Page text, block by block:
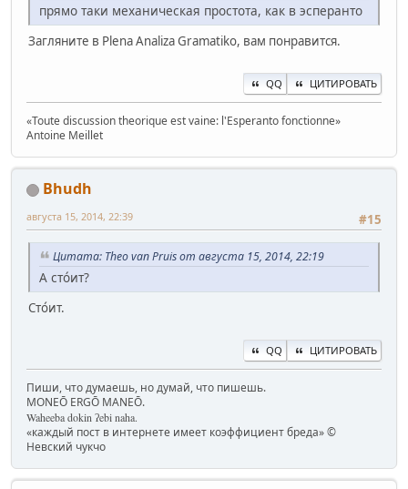
прямо таки механическая простота, как в эсперанто
Загляните в Plena Analiza Gramatiko, вам понравится.
QQ ЦИТИРОВАТЬ
«Toute discussion theorique est vaine: l'Esperanto fonctionne»
Antoine Mеillet
Bhudh
#15
августа 15, 2014, 22:39
Цитата: Theo van Pruis от августа 15, 2014, 22:19
А стóит?
Сто́ит.
QQ ЦИТИРОВАТЬ
Пиши, что думаешь, но думай, что пишешь.
MONEŌ ERGŌ MANEŌ.
Waheeba dokin ʔebi naha.
«каждый пост в интернете имеет коэффициент бреда» ©
Невский чукчо